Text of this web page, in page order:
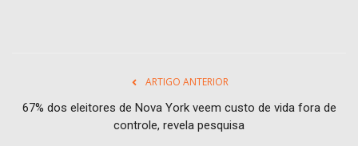
ARTIGO ANTERIOR
67% dos eleitores de Nova York veem custo de vida fora de
controle, revela pesquisa